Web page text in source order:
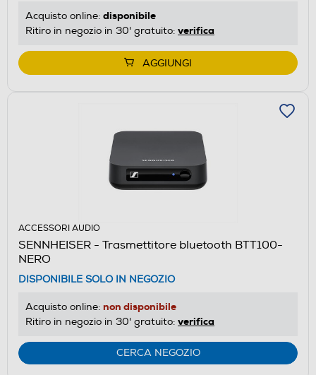
Acquisto online: disponibile
Ritiro in negozio in 30' gratuito: verifica
AGGIUNGI
ACCESSORI AUDIO
SENNHEISER - Trasmettitore bluetooth BTT100-
NERO
DISPONIBILE SOLO IN NEGOZIO
Acquisto online: non disponibile
Ritiro in negozio in 30' gratuito: verifica
CERCA NEGOZIO